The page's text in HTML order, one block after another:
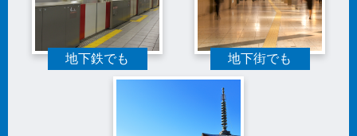
地下鉄でも 地下街でも